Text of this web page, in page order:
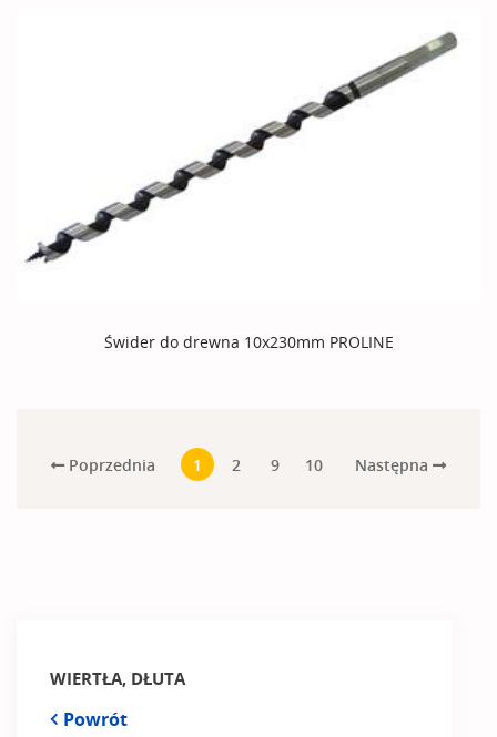
WIERTŁA, DŁUTA
Powrót
Świder do drewna 10x230mm PROLINE
Poprzednia 1 2 9 10 Następna